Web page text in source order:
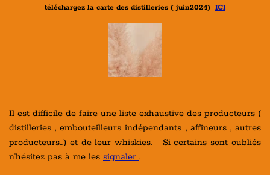
téléchargez la carte des distilleries ( juin2024) ICI
Il est difficile de faire une liste exhaustive des producteurs (
distilleries , embouteilleurs indépendants , affineurs , autres
producteurs...) et de leur whiskies. Si certains sont oubliés
n'hésitez pas à me les signaler .